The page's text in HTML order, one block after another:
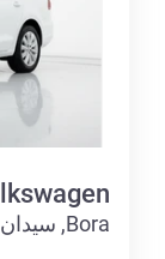
Bora, سيدان